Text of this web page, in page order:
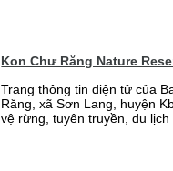
Kon Chư Răng Nature
Trang thông tin điện tử của
Răng, xã Sơn Lang, huyện
vệ rừng, tuyên truyền, du lịch